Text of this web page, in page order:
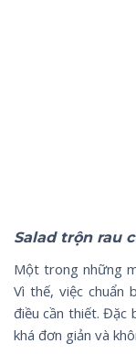
Salad trộn rau
Một trong những
Vì thế, việc chuẩn
điều cần thiết. Đặc
khá đơn giản và